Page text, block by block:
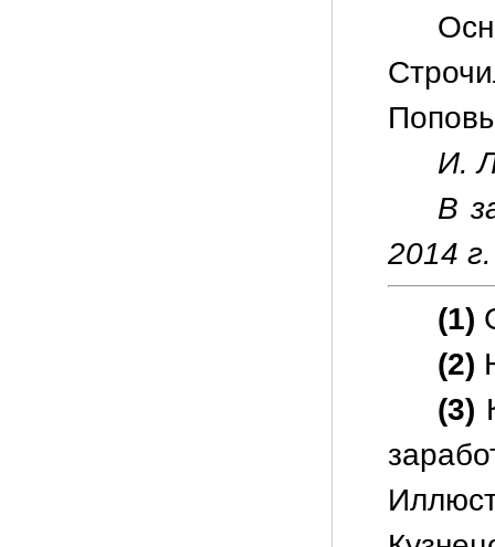
И.
В
2014 г.
(1)
(2)
(3)